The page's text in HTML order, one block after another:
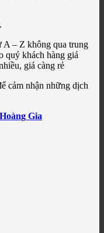
A – Z không qua trung
quý khách hàng giá
giá càng rẻ
cảm nhận những dịch
Gia